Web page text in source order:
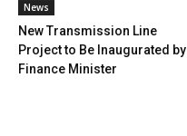
News
New Transmission Line
Project to Be Inaugurated by
Finance Minister